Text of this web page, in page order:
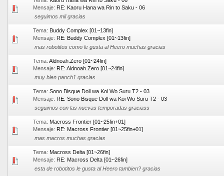
Mensaje: RE: Kaoru Hana wa Rin to Saku - 06
seguimos mil gracias
Tema: Buddy Complex [01~13fin]
Mensaje: RE: Buddy Complex [01~13fin]
mas robotitos como le gusta al Heero muchas gracias
Tema: Aldnoah.Zero [01~24fin]
Mensaje: RE: Aldnoah.Zero [01~24fin]
muy bien panch1 gracias
Tema: Sono Bisque Doll wa Koi Wo Suru T2 - 03
Mensaje: RE: Sono Bisque Doll wa Koi Wo Suru T2 - 03
seguimos con las nuevas temporadas graciass
Tema: Macross Frontier [01~25fin+01]
Mensaje: RE: Macross Frontier [01~25fin+01]
mas macros muchas gracias
Tema: Macross Delta [01~26fin]
Mensaje: RE: Macross Delta [01~26fin]
esta de robotitos le gusta al Heero tambien? gracias